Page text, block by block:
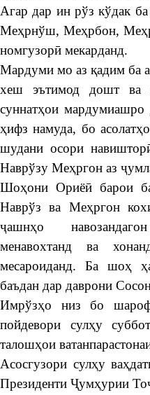
Агар дар ин рўз кўдак
Меҳрнўш, Меҳрбон,
номгузорӣ мекарданд.
Мардуми мо аз қадим ба
хеш эътимод дошт ва
суннатҳои мардумиашро
ҳифз намуда, бо
шудани осори
Наврўзу Меҳргон аз
Шоҳони Ориёӣ барои
Наврўз ва Меҳргон
ҷашнҳо
менавохтанд ва
месароиданд. Ба шоҳ
баъдан дар даврони
Имрўзҳо низ бо
пойдевори сулҳу
талошҳои
Асосгузори сулҳу
Президенти Ҷумҳурии